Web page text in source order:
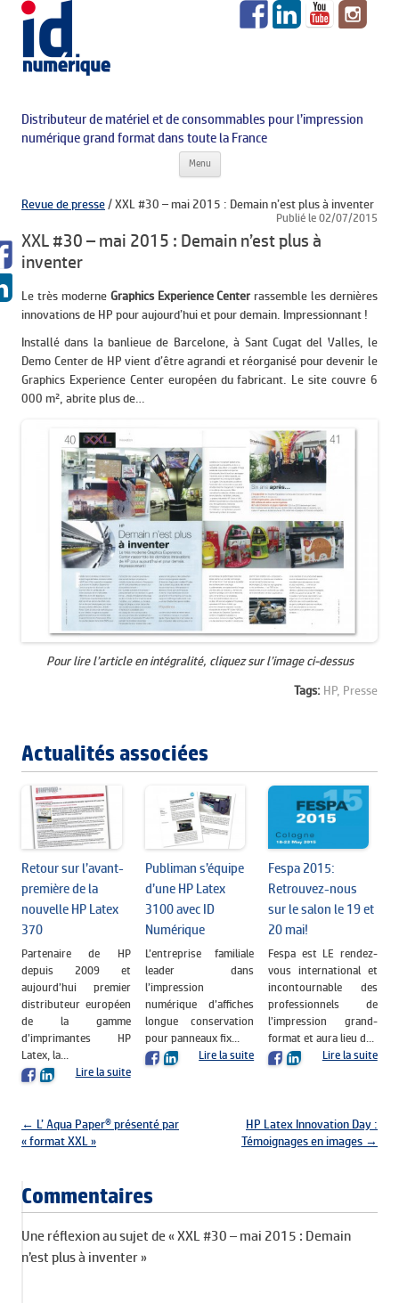
Distributeur de matériel et de consommables pour l’impression
numérique grand format dans toute la France
Menu Aller au contenu principal
Revue de presse/XXL #30 – mai 2015 : Demain n’est plus à inventer
Publié le 02/07/2015
XXL #30 – mai 2015 : Demain n’est plus à
inventer
Le très moderne Graphics Experience Centerrassemble les dernières
innovations de HP pour aujourd’hui et pour demain. Impressionnant !
Installé dans la banlieue de Barcelone, à Sant Cugat del Valles, le
Demo Center de HP vient d’être agrandi et réorganisé pour devenir le
Graphics Experience Center européen du fabricant. Le site couvre 6
000 m², abrite plus de…
Pour lire l’article en intégralité, cliquez sur l’image ci-dessus
Tags: HP, Presse
Actualités associées
Retour sur l’avant-
première de la
nouvelle HP Latex
370
Partenaire de HP
depuis 2009 et
aujourd’hui premier
distributeur européen
de la gamme
d’imprimantes HP
Latex, la...
Lire la suite
Publiman s’équipe
d’une HP Latex
3100 avec ID
Numérique
L’entreprise familiale
leader dans
l’impression
numérique d’affiches
longue conservation
pour panneaux fix...
Lire la suite
Fespa 2015:
Retrouvez-nous
sur le salon le 19 et
20 mai!
Fespa est LE rendez-
vous international et
incontournable des
professionnels de
l’impression grand-
format et aura lieu d...
Lire la suite
Navigation des articles
← L’ Aqua Paper® présenté par
« format XXL »
HP Latex Innovation Day :
Témoignages en images →
Commentaires
Une réflexion au sujet de «XXL #30 – mai 2015 : Demain
n’est plus à inventer»